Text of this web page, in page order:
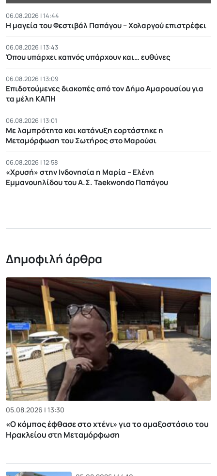
06.08.2026 | 14:44
Η μαγεία του Φεστιβάλ Παπάγου – Χολαργού επιστρέφει
06.08.2026 | 13:43
Όπου υπάρχει καπνός υπάρχουν και… ευθύνες
06.08.2026 | 13:09
Επιδοτούμενες διακοπές από τον Δήμο Αμαρουσίου για
τα μέλη ΚΑΠΗ
06.08.2026 | 13:01
Με λαμπρότητα και κατάνυξη εορτάστηκε η
Μεταμόρφωση του Σωτήρος στο Μαρούσι
06.08.2026 | 12:58
«Χρυσή» στην Ινδονησία η Μαρία – Ελένη
Εμμανουηλίδου του Α.Σ. Taekwondo Παπάγου
Δημοφιλή άρθρα
05.08.2026 | 13:30
«Ο κόμπος έφθασε στο χτένι» για το αμαξοστάσιο του
Ηρακλείου στη Μεταμόρφωση